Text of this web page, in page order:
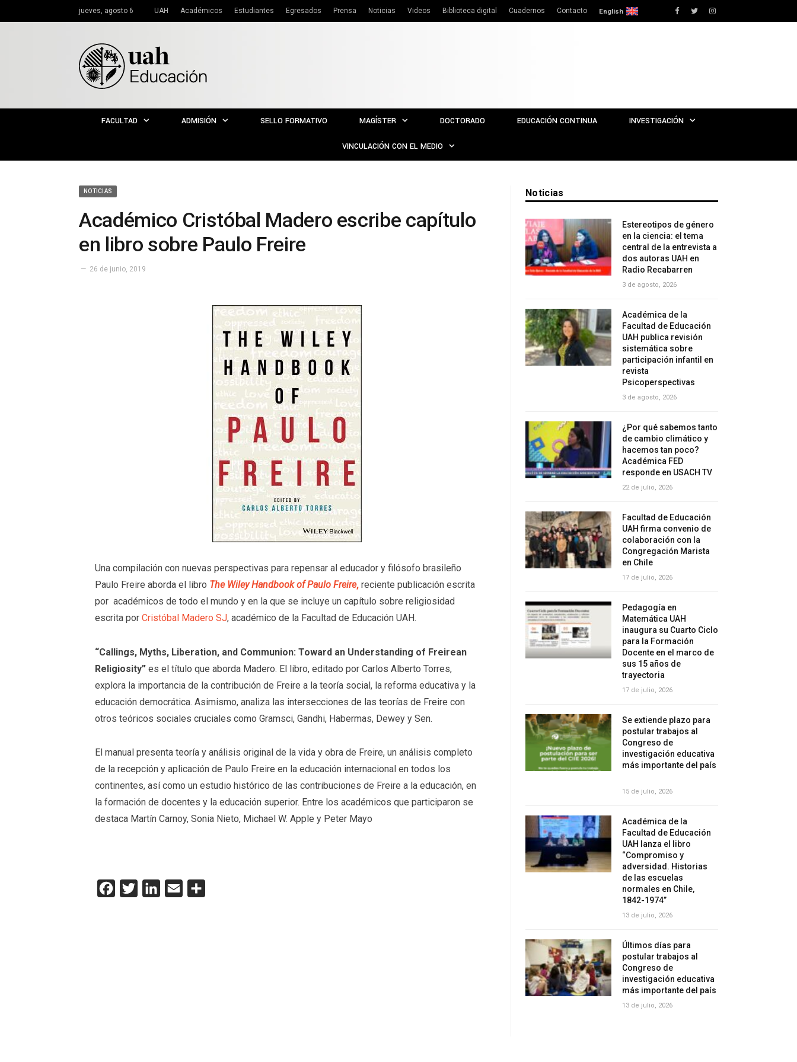
jueves, agosto 6 UAH Académicos Estudiantes Egresados Prensa Noticias Videos Biblioteca digital Cuadernos Contacto English Facebook
TwitterInstagram
FACULTAD ADMISIÓN SELLO FORMATIVO MAGÍSTER DOCTORADO EDUCACIÓN CONTINUA INVESTIGACIÓN
VINCULACIÓN CON EL MEDIO
NOTICIAS
Académico Cristóbal Madero escribe capítulo
en libro sobre Paulo Freire
26 de junio, 2019
Una compilación con nuevas perspectivas para repensar al educador y filósofo brasileño
Paulo Freire aborda el libro The Wiley Handbook of Paulo Freire,reciente publicación escrita
por académicos de todo el mundo y en la que se incluye un capítulo sobre religiosidad
escrita porCristóbal Madero SJ, académico de la Facultad de Educación UAH.
“Callings, Myths, Liberation, and Communion: Toward an Understanding of Freirean
Religiosity” es el título que aborda Madero. El libro, editado por Carlos Alberto Torres,
explora la importancia de la contribución de Freire a la teoría social, la reforma educativa y la
educación democrática. Asimismo, analiza las intersecciones de las teorías de Freire con
otros teóricos sociales cruciales como Gramsci, Gandhi, Habermas, Dewey y Sen.
El manual presenta teoría y análisis original de la vida y obra de Freire, un análisis completo
de la recepción y aplicación de Paulo Freire en la educación internacional en todos los
continentes, así como un estudio histórico de las contribuciones de Freire a la educación, en
la formación de docentes y la educación superior. Entre los académicos que participaron se
destaca Martín Carnoy, Sonia Nieto, Michael W. Apple y Peter Mayo
Facebook
Twitter LinkedInEmail
Noticias
Estereotipos de género
en la ciencia: el tema
central de la entrevista a
dos autoras UAH en
Radio Recabarren
3 de agosto, 2026
Académica de la
Facultad de Educación
UAH publica revisión
sistemática sobre
participación infantil en
revista
Psicoperspectivas
3 de agosto, 2026
¿Por qué sabemos tanto
de cambio climático y
hacemos tan poco?
Académica FED
responde en USACH TV
22 de julio, 2026
Facultad de Educación
UAH firma convenio de
colaboración con la
Congregación Marista
en Chile
17 de julio, 2026
Pedagogía en
Matemática UAH
inaugura su Cuarto Ciclo
para la Formación
Docente en el marco de
sus 15 años de
trayectoria
17 de julio, 2026
Se extiende plazo para
postular trabajos al
Congreso de
investigación educativa
más importante del país
15 de julio, 2026
Académica de la
Facultad de Educación
UAH lanza el libro
“Compromiso y
adversidad. Historias
de las escuelas
normales en Chile,
1842-1974”
13 de julio, 2026
Últimos días para
postular trabajos al
Congreso de
investigación educativa
más importante del país
13 de julio, 2026